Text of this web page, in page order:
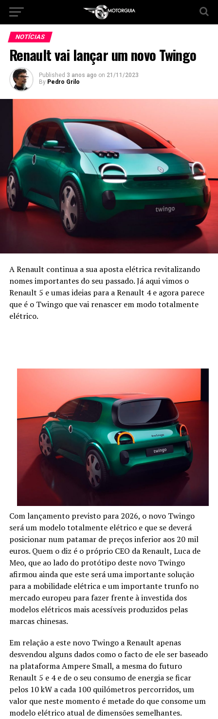
NOTÍCIAS
Renault vai lançar um novo Twingo
Published 3 anos ago on 21/11/2023
By Pedro Grilo
A Renault continua a sua aposta elétrica revitalizando
nomes importantes do seu passado. Já aqui vimos o
Renault 5 e umas ideias para a Renault 4 e agora parece
que é o Twingo que vai renascer em modo totalmente
elétrico.
Com lançamento previsto para 2026, o novo Twingo
será um modelo totalmente elétrico e que se deverá
posicionar num patamar de preços inferior aos 20 mil
euros. Quem o diz é o próprio CEO da Renault, Luca de
Meo, que ao lado do protótipo deste novo Twingo
afirmou ainda que este será uma importante solução
para a mobilidade elétrica e um importante trunfo no
mercado europeu para fazer frente à investida dos
modelos elétricos mais acessíveis produzidos pelas
marcas chinesas.
Em relação a este novo Twingo a Renault apenas
desvendou alguns dados como o facto de ele ser baseado
na plataforma Ampere Small, a mesma do futuro
Renault 5 e 4 e de o seu consumo de energia se ficar
pelos 10 kW a cada 100 quilómetros percorridos, um
valor que neste momento é metade do que consome um
modelo elétrico atual de dimensões semelhantes.